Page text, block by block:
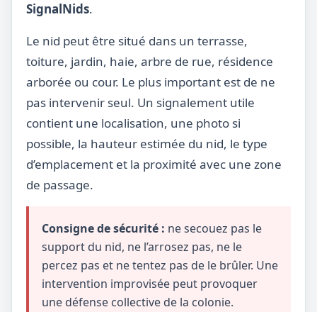
SignalNids.
Le nid peut être situé dans un terrasse,
toiture, jardin, haie, arbre de rue, résidence
arborée ou cour. Le plus important est de ne
pas intervenir seul. Un signalement utile
contient une localisation, une photo si
possible, la hauteur estimée du nid, le type
d’emplacement et la proximité avec une zone
de passage.
Consigne de sécurité : ne secouez pas le
support du nid, ne l’arrosez pas, ne le
percez pas et ne tentez pas de le brûler. Une
intervention improvisée peut provoquer
une défense collective de la colonie.